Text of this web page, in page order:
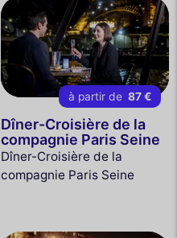
à partir de 87 €
Dîner-Croisière de la
compagnie Paris Seine
Dîner-Croisière de la
compagnie Paris Seine